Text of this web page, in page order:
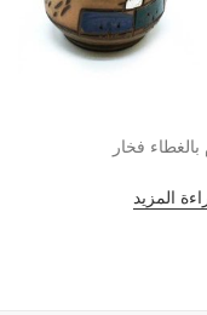
بالغطاء فخار
المزيد